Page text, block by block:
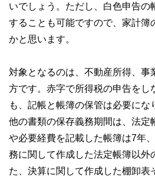
いでしょう。ただし、白色申告の
することも可能ですので、家計簿
かと思います。
対象となるのは、不動産所得、事
方です。赤字で所得税の申告をし
も、記帳と帳簿の保管は必要にな
他の書類の保存義務期間は、法定
や必要経費を記載した帳簿は7年
務に関して作成した法定帳簿以外
た、決算に関して作成した棚卸表